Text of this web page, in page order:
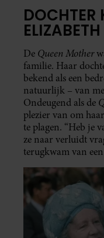
De Queen Mother
familie. Haar
bekend als een
natuurlijk – van
Ondeugend als de
plezier van om
te plagen. “Heb je
ze naar verluidt
terugkwam van